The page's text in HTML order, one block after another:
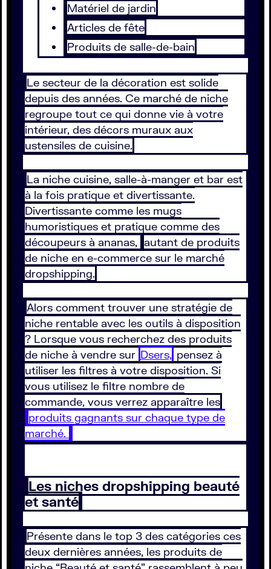
Matériel de jardin
Articles de fête
Produits de salle-de-bain
Le secteur de la décoration est solide
depuis des années. Ce marché de niche
regroupe tout ce qui donne vie à votre
intérieur, des décors muraux aux
ustensiles de cuisine.
La niche cuisine, salle-à-manger et bar est
à la fois pratique et divertissante.
Divertissante comme les mugs
humoristiques et pratique comme des
découpeurs à ananas, autant de produits
de niche en e-commerce sur le marché
dropshipping.
Alors comment trouver une stratégie de
niche rentable avec les outils à disposition
? Lorsque vous recherchez des produits
de niche à vendre sur Dsers, pensez à
utiliser les filtres à votre disposition. Si
vous utilisez le filtre nombre de
commande, vous verrez apparaître les
produits gagnants sur chaque type de
marché.
Les niches dropshipping beauté
et santé
Présente dans le top 3 des catégories ces
deux dernières années, les produits de